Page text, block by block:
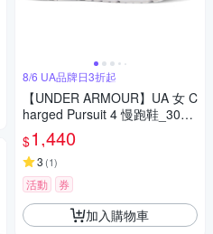
8/6 UA品牌日3折起
【UNDER ARMOUR】UA 女 C
harged Pursuit 4 慢跑鞋_3028
261-101
$1,440
3 (1)
活動 券
加入購物車